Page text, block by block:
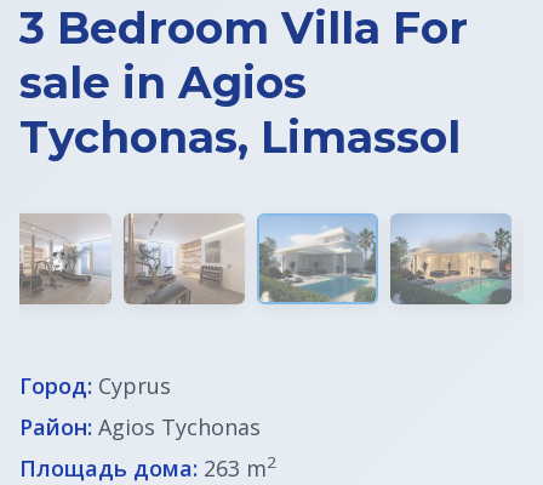
3 Bedroom Villa For
sale in Agios
Tychonas, Limassol
Город: Cyprus
Район: Agios Tychonas
Площадь дома: 263 m2